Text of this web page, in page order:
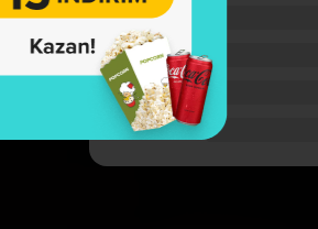
Hikaye
Görsellik
Müzik
Oyunculuk